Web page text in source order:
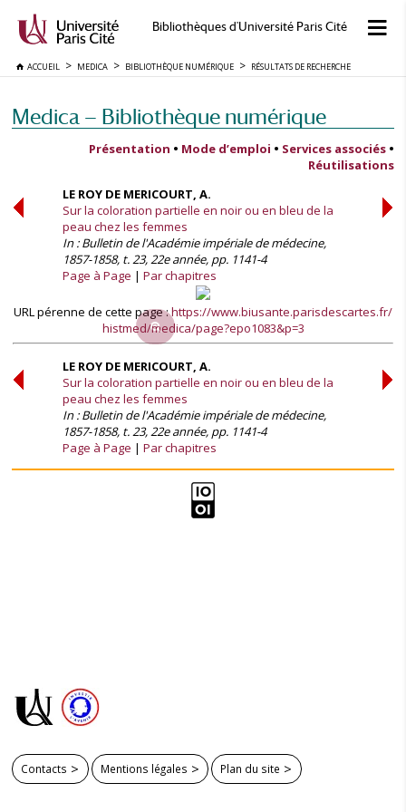
Bibliothèques d'Université Paris Cité
ACCUEIL MEDICA BIBLIOTHÈQUE NUMÉRIQUE RÉSULTATS DE RECHERCHE
Medica — Bibliothèque numérique
Présentation • Mode d’emploi • Services associés •
Réutilisations
LE ROY DE MERICOURT, A.
Sur la coloration partielle en noir ou en bleu de la
peau chez les femmes
In : Bulletin de l'Académie impériale de médecine,
1857-1858, t. 23, 22e année, pp. 1141-4
Page à Page
Par chapitres
URL pérenne de cette page :https://www.biusante.parisdescartes.fr/
histmed/medica/page?epo1083&p=3
LE ROY DE MERICOURT, A.
Sur la coloration partielle en noir ou en bleu de la
peau chez les femmes
In : Bulletin de l'Académie impériale de médecine,
1857-1858, t. 23, 22e année, pp. 1141-4
Page à Page
Par chapitres
Contacts Mentions légales Plan du site